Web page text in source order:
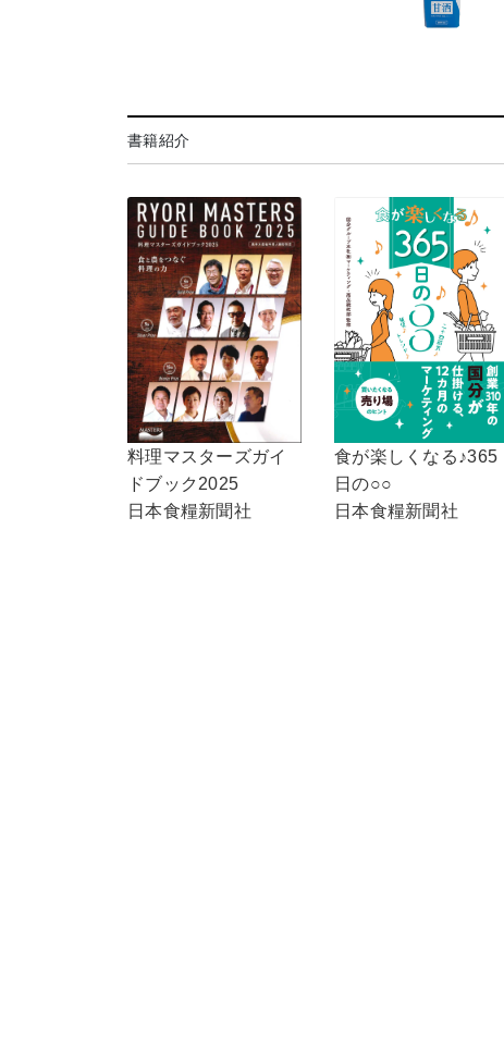
書籍紹介
料理マスターズガイ
ドブック2025
日本食糧新聞社
食が楽しくなる♪365
日の○○
日本食糧新聞社